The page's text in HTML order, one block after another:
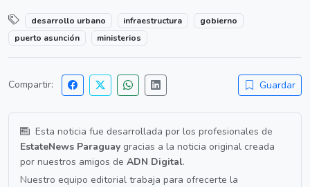
desarrollo urbano infraestructura
gobierno
puerto asunción
ministerios
Compartir: Guardar
Esta noticia fue desarrollada por los profesionales de
EstateNews Paraguay gracias a la noticia original creada
por nuestros amigos de ADN Digital.
Nuestro equipo editorial trabaja para ofrecerte la